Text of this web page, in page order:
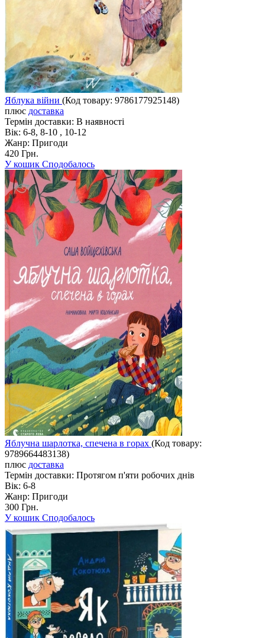
Яблука війни (Код товару: 9786177925148)
плюс доставка
Термін доставки: В наявності
Вік: 6-8, 8-10 , 10-12
Жанр: Пригоди
420 Грн.
У кошик Сподобалось
Яблучна шарлотка, спечена в горах (Код товару:
9789664483138)
плюс доставка
Термін доставки: Протягом п'яти робочих днів
Вік: 6-8
Жанр: Пригоди
300 Грн.
У кошик Сподобалось